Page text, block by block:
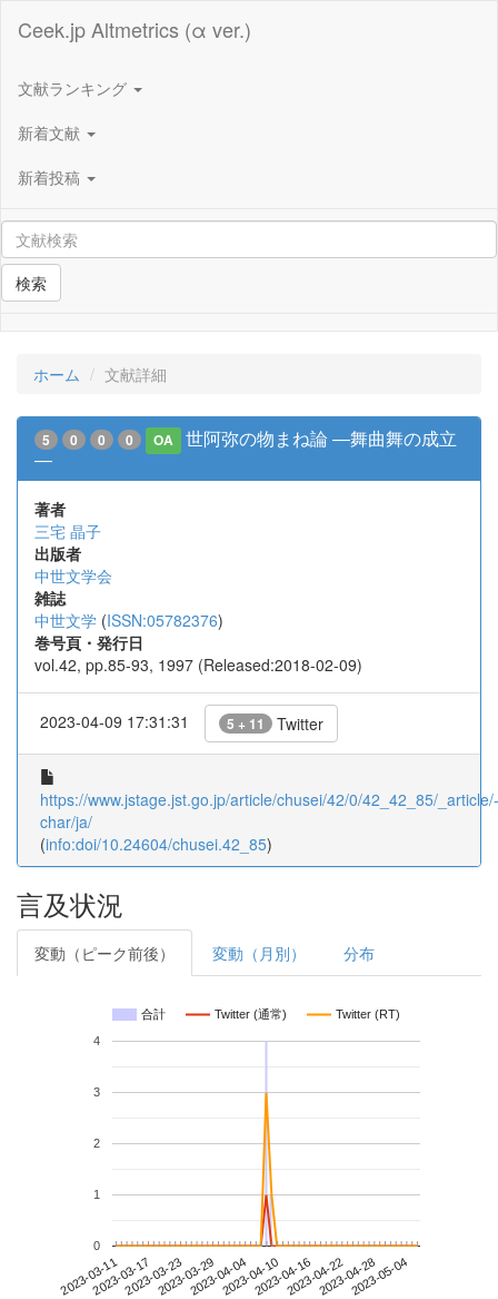
Ceek.jp Altmetrics (α ver.)
文献ランキング
新着文献
新着投稿
検索
ホーム 文献詳細
5 0 0 0 OA
世阿弥の物まね論 ―舞曲舞の成立
―
著者
三宅 晶子
出版者
中世文学会
雑誌
中世文学 (ISSN:05782376)
巻号頁・発行日
vol.42, pp.85-93, 1997 (Released:2018-02-09)
2023-04-09 17:31:31 5 + 11 Twitter
https://www.jstage.jst.go.jp/article/chusei/42/0/42_42_85/_article/-
char/ja/
(info:doi/10.24604/chusei.42_85)
言及状況
変動（ピーク前後） 変動（月別） 分布
合計 Twitter (通常) Twitter (RT)
2023-03-112023-03-172023-03-232023-03-292023-04-042023-04-102023-04-162023-04-222023-04-282023-05-04
0
1
2
3
4